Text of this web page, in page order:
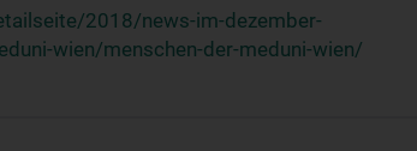
2018/news-im-dezember-
wien/menschen-der-meduni-wien/